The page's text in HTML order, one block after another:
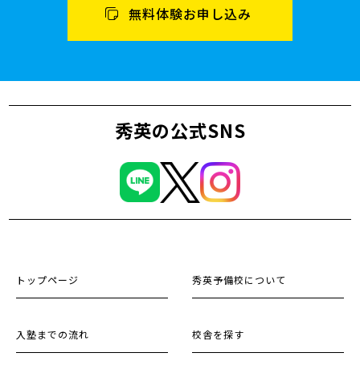
無料体験お申し込み
秀英の公式SNS
トップページ 秀英予備校について
入塾までの流れ 校舎を探す